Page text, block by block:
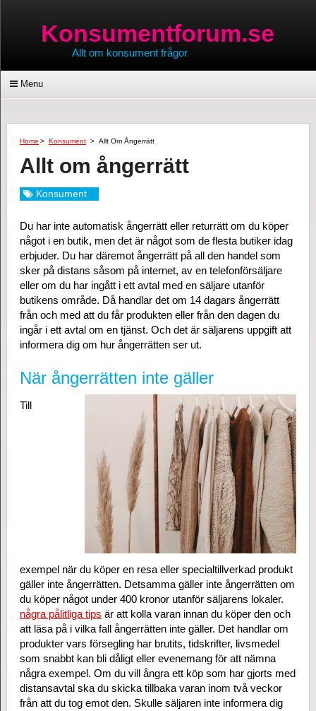
Konsumentforum.se
Allt om konsument frågor
Menu
Home > Konsument > Allt Om Ångerrätt
Allt om ångerrätt
Konsument
Du har inte automatisk ångerrätt eller returrätt om du köper
något i en butik, men det är något som de flesta butiker idag
erbjuder. Du har däremot ångerrätt på all den handel som
sker på distans såsom på internet, av en telefonförsäljare
eller om du har ingått i ett avtal med en säljare utanför
butikens område. Då handlar det om 14 dagars ångerrätt
från och med att du får produkten eller från den dagen du
ingår i ett avtal om en tjänst. Och det är säljarens uppgift att
informera dig om hur ångerrätten ser ut.
När ångerrätten inte gäller
Till
exempel när du köper en resa eller specialtillverkad produkt
gäller inte ångerrätten. Detsamma gäller inte ångerrätten om
du köper något under 400 kronor utanför säljarens lokaler.
några pålitliga tips är att kolla varan innan du köper den och
att läsa på i vilka fall ångerrätten inte gäller. Det handlar om
produkter vars försegling har brutits, tidskrifter, livsmedel
som snabbt kan bli dåligt eller evenemang för att nämna
några exempel. Om du vill ångra ett köp som har gjorts med
distansavtal ska du skicka tillbaka varan inom två veckor
från att du tog emot den. Skulle säljaren inte informera dig